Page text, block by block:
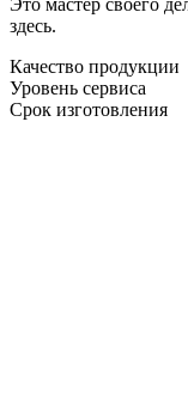
здесь.
Качество продукции
Уровень сервиса
Срок изготовления